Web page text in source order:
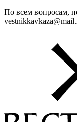
По всем вопросам,